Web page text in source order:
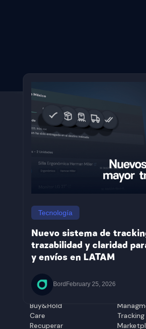
Tecnología
Nuevo sistema de
trazabilidad y claridad
y envíos en LATAM
Bord February 25, 2026
Países
Colombia
México
Bolivia
Chile
Ecuador
El Salvador
Nicaragua
Paraguay
Perú
Republica
Dominicana
Soluciones
Buy&Hold
Care
Recuperar
Tracking